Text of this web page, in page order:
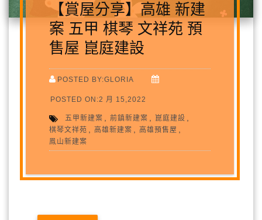
【賞屋分享】高雄 新建
案 五甲 棋琴 文祥苑 預
售屋 崑庭建設
POSTED BY:GLORIA
POSTED ON:2 月 15,2022
五甲新建案 ,前鎮新建案 , 崑庭建設 ,
棋琴文祥苑 ,高雄新建案 ,高雄預售屋 ,
鳯山新建案